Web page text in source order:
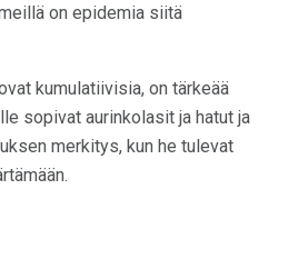
on epidemia siitä
kumulatiivisia, on tärkeää
sopivat aurinkolasit ja hatut ja
merkitys, kun he tulevat